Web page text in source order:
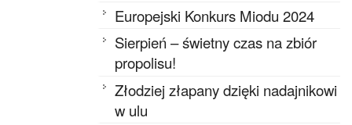
Europejski Konkurs Miodu 2024
Sierpień – świetny czas na zbiór
propolisu!
Złodziej złapany dzięki nadajnikowi
w ulu